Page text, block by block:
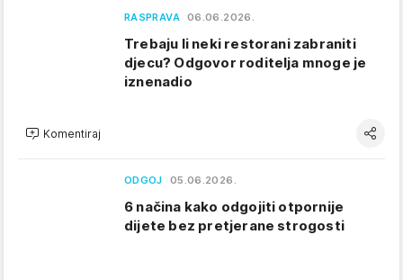
RASPRAVA 06.06.2026.
Trebaju li neki restorani zabraniti
djecu? Odgovor roditelja mnoge je
iznenadio
Komentiraj
ODGOJ 05.06.2026.
6 načina kako odgojiti otpornije
dijete bez pretjerane strogosti